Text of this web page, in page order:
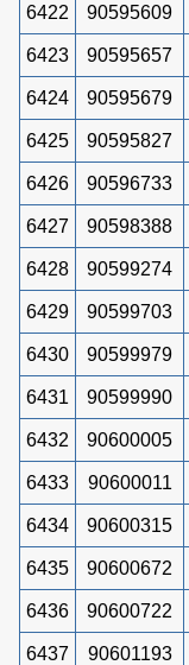
6422 90595609
6423 90595657
6424 90595679
6425 90595827
6426 90596733
6427 90598388
6428 90599274
6429 90599703
6430 90599979
6431 90599990
6432 90600005
6433 90600011
6434 90600315
6435 90600672
6436 90600722
6437 90601193